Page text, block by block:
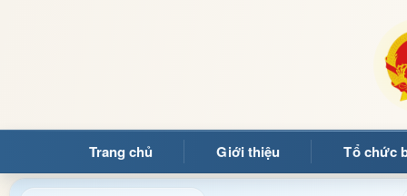
Trang chủ Giới thiệu Tổ chức